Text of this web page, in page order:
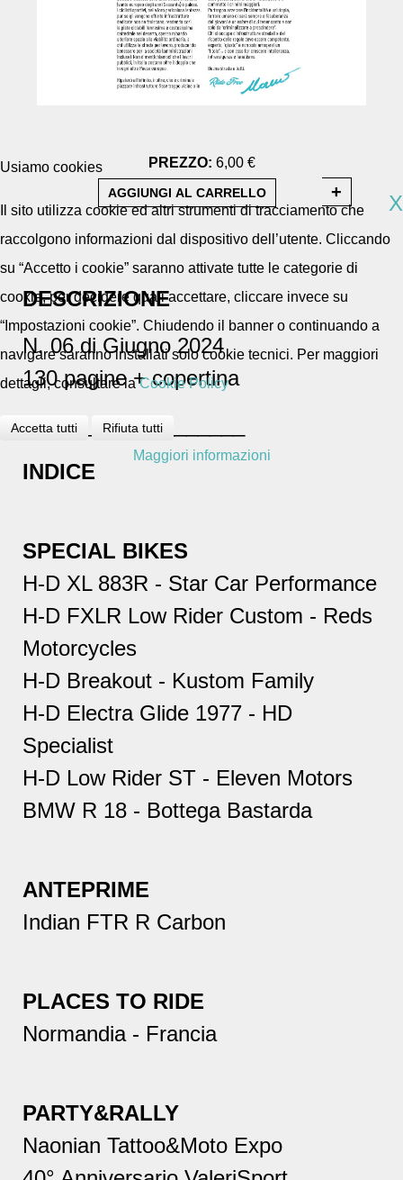
PREZZO: 6,00 €
DESCRIZIONE
N. 06 di Giugno 2024
130 pagine + copertina
___________________
INDICE
SPECIAL BIKES
H-D XL 883R - Star Car Performance
H-D FXLR Low Rider Custom - Reds
Motorcycles
H-D Breakout - Kustom Family
H-D Electra Glide 1977 - HD
Specialist
H-D Low Rider ST - Eleven Motors
BMW R 18 - Bottega Bastarda
ANTEPRIME
Indian FTR R Carbon
PLACES TO RIDE
Normandia - Francia
PARTY&RALLY
Naonian Tattoo&Moto Expo
Usiamo cookies
X
Il sito utilizza cookie ed altri strumenti di tracciamento che
raccolgono informazioni dal dispositivo dell’utente. Cliccando
su “Accetto i cookie” saranno attivate tutte le categorie di
cookie, per decidere quali accettare, cliccare invece su
“Impostazioni cookie”. Chiudendo il banner o continuando a
navigare saranno installati solo cookie tecnici. Per maggiori
dettagli, consultare laCookie Policy
Accetta tutti Rifiuta tutti
Maggiori informazioni